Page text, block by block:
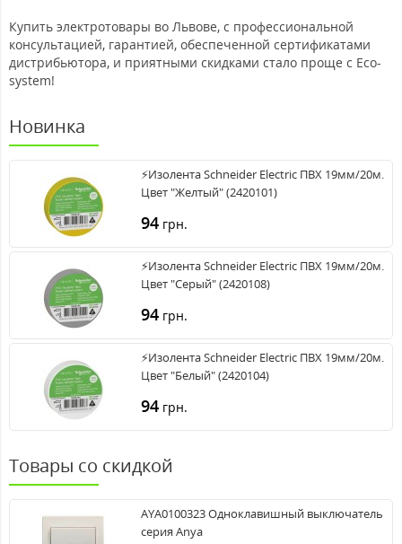
Купить электротовары во Львове, с профессиональной
консультацией, гарантией, обеспеченной сертификатами
дистрибьютора, и приятными скидками стало проще с Eco-
system!
Новинка
⚡Изолента Schneider Electric ПВХ 19мм/20м.
Цвет "Желтый" (2420101)
94грн.
⚡Изолента Schneider Electric ПВХ 19мм/20м.
Цвет "Серый" (2420108)
94грн.
⚡Изолента Schneider Electric ПВХ 19мм/20м.
Цвет "Белый" (2420104)
94грн.
Товары со скидкой
AYA0100323 Одноклавишный выключатель
серия Anya